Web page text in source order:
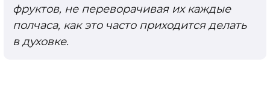
фруктов, не переворачивая их каждые
полчаса, как это часто приходится делать
в духовке.